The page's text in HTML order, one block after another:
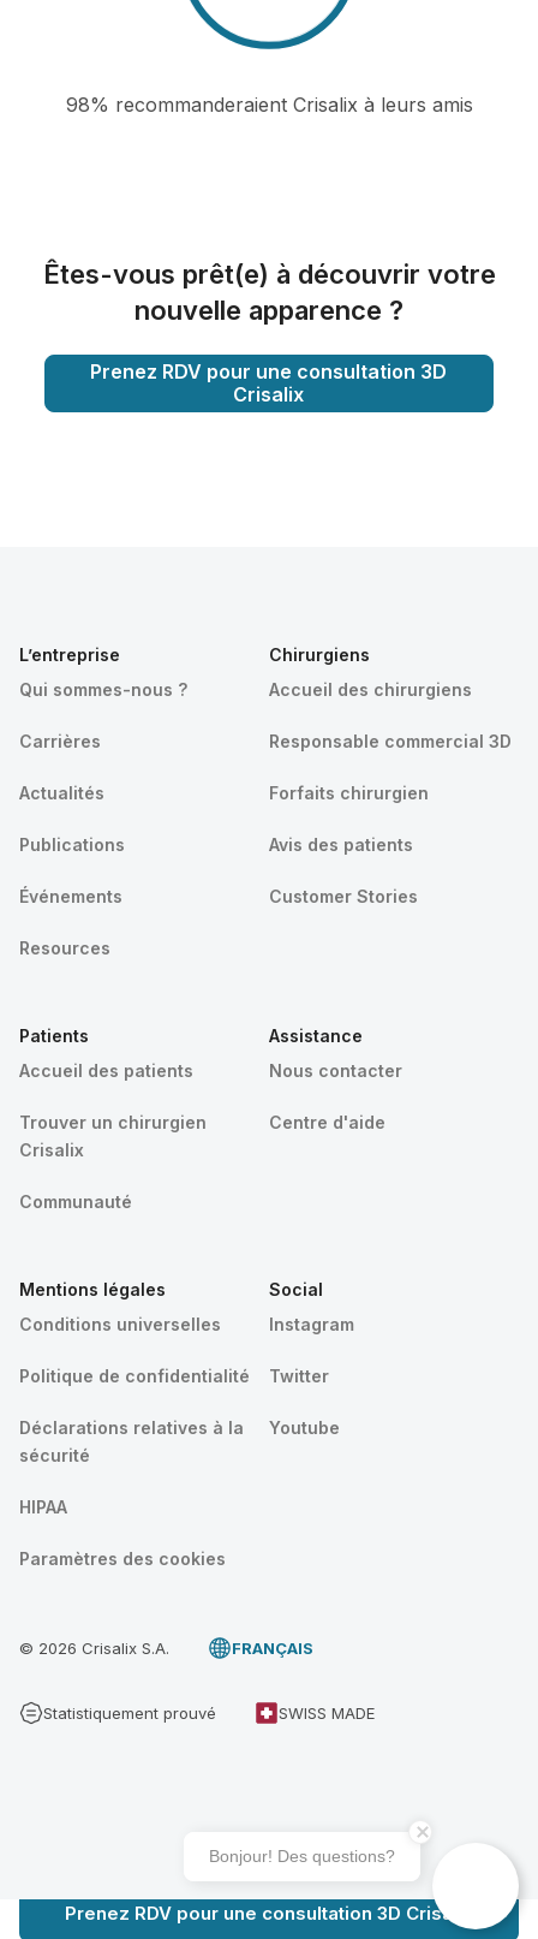
98% recommanderaient Crisalix à leurs amis
Êtes-vous prêt(e) à découvrir votre
nouvelle apparence ?
Prenez RDV pour une consultation 3D
Crisalix
Prenez RDV pour une consultation 3D Crisalix
L’entreprise
Qui sommes-nous ?
Carrières
Actualités
Publications
Événements
Resources
Chirurgiens
Accueil des chirurgiens
Responsable commercial 3D
Forfaits chirurgien
Avis des patients
Customer Stories
Patients
Accueil des patients
Trouver un chirurgien
Crisalix
Communauté
Assistance
Nous contacter
Centre d'aide
Mentions légales
Conditions universelles
Politique de confidentialité
Déclarations relatives à la
sécurité
HIPAA
Paramètres des cookies
Social
Instagram
Twitter
Youtube
© 2026 Crisalix S.A. FRANÇAIS
Statistiquement prouvé SWISS MADE
Bonjour! Des questions?